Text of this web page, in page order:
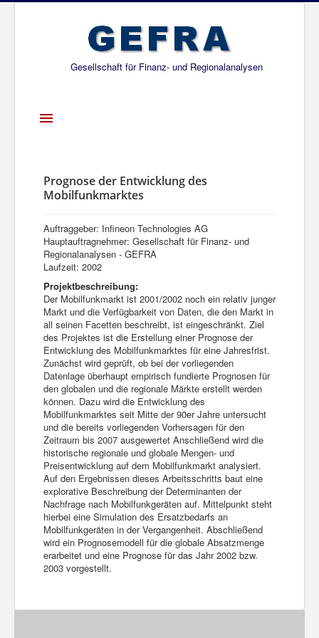
Gesellschaft für Finanz- und Regionalanalysen
Toggle
Über uns
Projekte
Publikationen
Gesellschafter
Prognose der Entwicklung des
Mobilfunkmarktes
Auftraggeber: Infineon Technologies AG
Hauptauftragnehmer: Gesellschaft für Finanz- und
Regionalanalysen - GEFRA
Laufzeit: 2002
Projektbeschreibung:
Der Mobilfunkmarkt ist 2001/2002 noch ein relativ junger
Markt und die Verfügbarkeit von Daten, die den Markt in
all seinen Facetten beschreibt, ist eingeschränkt. Ziel
des Projektes ist die Erstellung einer Prognose der
Entwicklung des Mobilfunkmarktes für eine Jahresfrist.
Zunächst wird geprüft, ob bei der vorliegenden
Datenlage überhaupt empirisch fundierte Prognosen für
den globalen und die regionale Märkte erstellt werden
können. Dazu wird die Entwicklung des
Mobilfunkmarktes seit Mitte der 90er Jahre untersucht
und die bereits vorliegenden Vorhersagen für den
Zeitraum bis 2007 ausgewertet Anschließend wird die
historische regionale und globale Mengen- und
Preisentwicklung auf dem Mobilfunkmarkt analysiert.
Auf den Ergebnissen dieses Arbeitsschritts baut eine
explorative Beschreibung der Determinanten der
Nachfrage nach Mobilfunkgeräten auf. Mittelpunkt steht
hierbei eine Simulation des Ersatzbedarfs an
Mobilfunkgeräten in der Vergangenheit. Abschließend
wird ein Prognosemodell für die globale Absatzmenge
erarbeitet und eine Prognose für das Jahr 2002 bzw.
2003 vorgestellt.